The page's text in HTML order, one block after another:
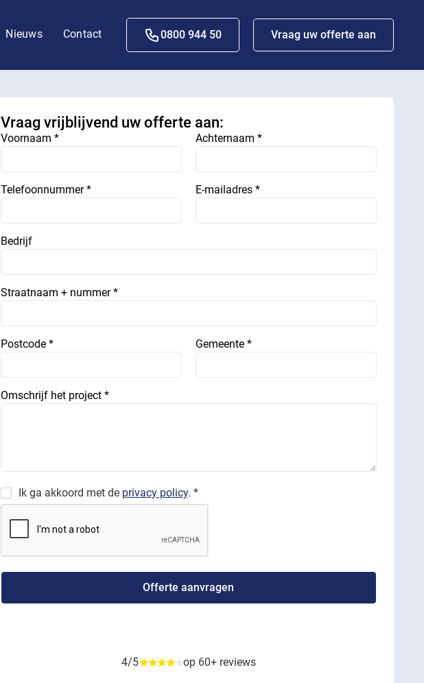
Nieuws Contact 0800 944 50 Vraag uw offerte aan
Vraag vrijblijvend uw offerte aan:
Voornaam * Achternaam *
Telefoonnummer * E-mailadres *
Bedrijf
Straatnaam + nummer *
Postcode * Gemeente *
Omschrijf het project *
Ik ga akkoord met de privacy policy. *
4/5 op 60+ reviews